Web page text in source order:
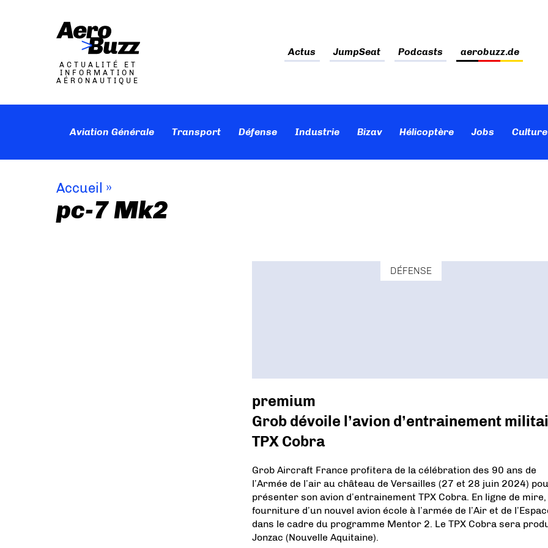
ACTUALITÉ ET
INFORMATION
AÉRONAUTIQUE
Actus JumpSeat Podcasts aerobuzz.de
Aviation Générale Transport Défense Industrie Bizav Hélicoptère Jobs
Accueil »
pc-7 Mk2
DÉFENSE
premium
Grob dévoile l’avion d’entrainement
TPX Cobra
Grob Aircraft France profitera de la célébration des 90 ans de
l’Armée de l’air au château de Versailles (27 et 28 juin 2024)
présenter son avion d’entrainement TPX Cobra. En ligne de mire,
fourniture d’un nouvel avion école à l’armée de l’Air et de
dans le cadre du programme Mentor 2. Le TPX Cobra sera
Jonzac (Nouvelle Aquitaine).